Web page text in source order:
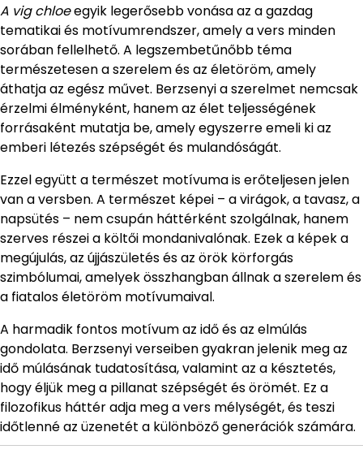
A vig chloeegyik legerősebb vonása az a gazdag
tematikai és motívumrendszer, amely a vers minden
sorában fellelhető. A legszembetűnőbb téma
természetesen a szerelem és az életöröm, amely
áthatja az egész művet. Berzsenyi a szerelmet nemcsak
érzelmi élményként, hanem az élet teljességének
forrásaként mutatja be, amely egyszerre emeli ki az
emberi létezés szépségét és mulandóságát.
Ezzel együtt a természet motívuma is erőteljesen jelen
van a versben. A természet képei – a virágok, a tavasz, a
napsütés – nem csupán háttérként szolgálnak, hanem
szerves részei a költői mondanivalónak. Ezek a képek a
megújulás, az újjászületés és az örök körforgás
szimbólumai, amelyek összhangban állnak a szerelem és
a fiatalos életöröm motívumaival.
A harmadik fontos motívum az idő és az elmúlás
gondolata. Berzsenyi verseiben gyakran jelenik meg az
idő múlásának tudatosítása, valamint az a késztetés,
hogy éljük meg a pillanat szépségét és örömét. Ez a
filozofikus háttér adja meg a vers mélységét, és teszi
időtlenné az üzenetét a különböző generációk számára.